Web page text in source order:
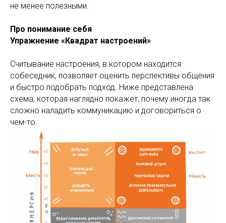
не менее полезными.
Про понимание себя
Упражнение «Квадрат настроений»
Считывание настроения, в котором находится
собеседник, позволяет оценить перспективы общения
и быстро подобрать подход. Ниже представлена
схема, которая наглядно покажет, почему иногда так
сложно наладить коммуникацию и договориться о
чем-то.